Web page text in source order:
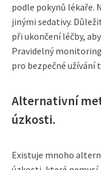
podle pokynů lékaře.
jinými sedativy.
při ukončení léčby,
Pravidelný
pro bezpečné užívání
Alternativní
úzkosti.
Existuje mnoho